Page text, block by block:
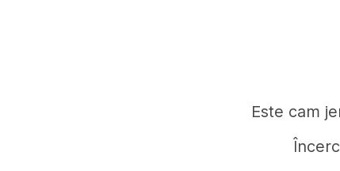
Este cam